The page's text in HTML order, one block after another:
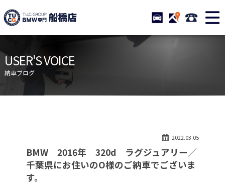
TUCグループ BMW専門 船
STOCK ACCESS 047-
ニュース
在庫リスト
目玉車両一覧
店舗紹介
保証＆サービス
アクセスマップ
自動車保険
TUCとは？
リクルート
USER'S VOICE
納車ブログ
2022.03.05
BMW 2016年 320d ラグジュアリー／
千葉県にお住いのO様のご納車でございま
す。